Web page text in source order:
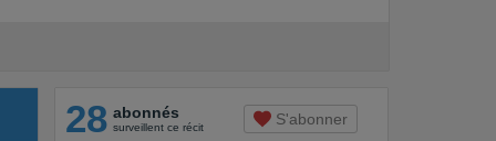
28 abonnés
surveillent ce récit S'abonner